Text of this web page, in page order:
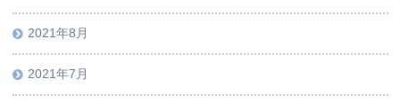
2021年8月
2021年7月